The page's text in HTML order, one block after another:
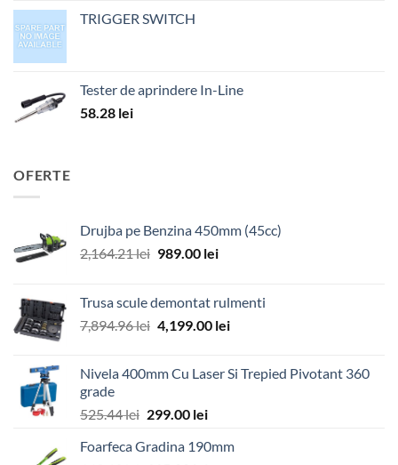
TRIGGER SWITCH
Tester de aprindere In-Line
58.28 lei
OFERTE
Drujba pe Benzina 450mm (45cc)
2,164.21lei Prețul
fost:
2,164.21 lei.
989.00 leiPrețul
989.00 lei.
Trusa scule demontat rulmenti
7,894.96lei Prețul
fost:
4,199.00 leiPrețul
4,199.00 lei.
Nivela 400mm Cu Laser Si Trepied Pivotant 360
grade
525.44lei Prețul
a
299.00 leiPrețul
este:
Foarfeca Gradina 190mm